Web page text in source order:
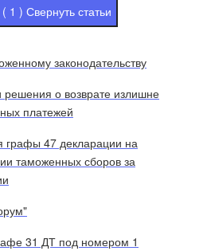
( 1 ) Свернуть статьи
законодательству
решения о возврате излишне
платежей
графы 47 декларации на
таможенных сборов за
31 ДТ под номером 1